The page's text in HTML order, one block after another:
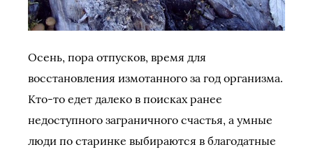
Осень, пора отпусков, время для
восстановления измотанного за год организма.
Кто-то едет далеко в поисках ранее
недоступного заграничного счастья, а умные
люди по старинке выбираются в благодатные